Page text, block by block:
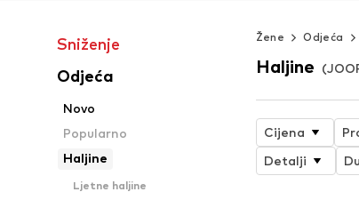
Sniženje
Odjeća
Novo
Popularno
Haljine
Ljetne haljine
Žene Odjeća
Haljine
Cijena
Detalji